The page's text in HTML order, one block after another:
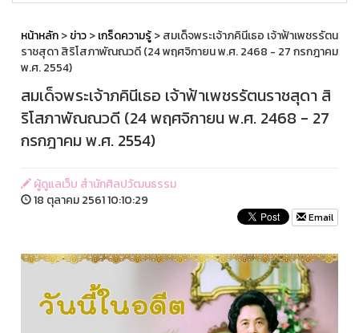
หน้าหลัก>ข่าว>เกร็ดความรู้> สมเด็จพระเจ้าภคินีเธอ เจ้าฟ้าเพชรรัตน
ราชสุดา สิริโสภาพัณณวดี (24 พฤศจิกายน พ.ศ. 2468 - 27 กรกฎาคม
พ.ศ. 2554)
สมเด็จพระเจ้าภคินีเธอ เจ้าฟ้าเพชรรัตนราชสุดา สิ
ริโสภาพัณณวดี (24 พฤศจิกายน พ.ศ. 2468 - 27
กรกฎาคม พ.ศ. 2554)
ผู้ดูแลเว็บ สำนักศิลปวัฒนธรรม
18 ตุลาคม 2561 10:10:29
Email